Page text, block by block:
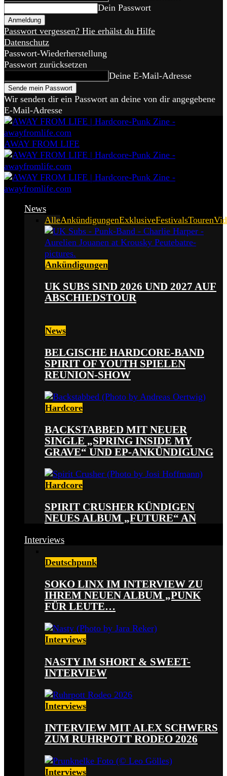
Dein Passwort
Passwort vergessen? Hie erhälst du Hilfe
Datenschutz
Passwort-Wiederherstellung
Passwort zurücksetzen
Deine E-Mail-Adresse
Wir senden dir ein Passwort an deine von dir angegebene
E-Mail-Adresse
AWAY FROM LIFE
News
AlleAnkündigungenExklusiveFestivalsTouren
Ankündigungen
UK SUBS SIND 2026 UND 2027 AUF
ABSCHIEDSTOUR
News
BELGISCHE HARDCORE-BAND
SPIRIT OF YOUTH SPIELEN
REUNION-SHOW
Hardcore
BACKSTABBED MIT NEUER
SINGLE „SPRING INSIDE MY
GRAVE“ UND EP-ANKÜNDIGUNG
Hardcore
SPIRIT CRUSHER KÜNDIGEN
NEUES ALBUM „FUTURE“ AN
Interviews
Deutschpunk
SOKO LINX IM INTERVIEW ZU
IHREM NEUEN ALBUM „PUNK
FÜR LEUTE…
Interviews
NASTY IM SHORT & SWEET-
INTERVIEW
Interviews
INTERVIEW MIT ALEX SCHWERS
ZUM RUHRPOTT RODEO 2026
Interviews